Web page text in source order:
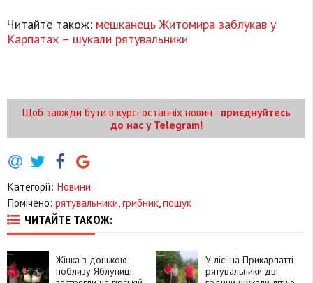
Читайте також: мешканець Житомира заблукав у
Карпатах – шукали рятувальники
Щоб завжди бути в курсі останніх новин - приєднуйтесь
до нас у Telegram!
Категорії: Новини
Помічено: рятувальники грибник пошук
ЧИТАЙТЕ ТАКОЖ:
Жінка з донькою
поблизу Яблуниці
У лісі на Прикарпатті
рятувальники дві